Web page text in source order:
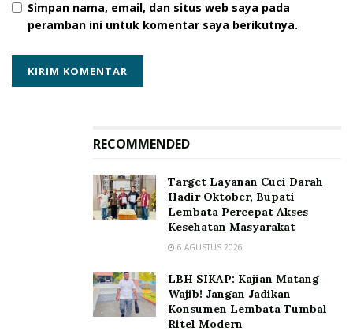
Kabupaten Lembata
Karisma Event Nusantara (KEN)
Simpan nama, email, dan situs web saya pada
peramban ini untuk komentar saya berikutnya.
RECOMMENDED
Target Layanan Cuci Darah
Hadir Oktober, Bupati
Lembata Percepat Akses
Kesehatan Masyarakat
6 AGUSTUS 2026
LBH SIKAP: Kajian Matang
Wajib! Jangan Jadikan
Konsumen Lembata Tumbal
Ritel Modern